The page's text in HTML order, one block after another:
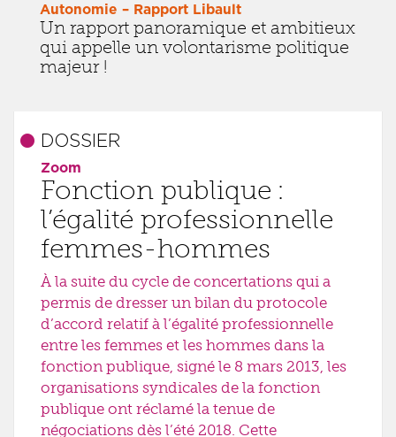
Autonomie – Rapport Libault
Un rapport panoramique et ambitieux
qui appelle un volontarisme politique
majeur !
DOSSIER
Zoom
Fonction publique :
l’égalité professionnelle
femmes-hommes
À la suite du cycle de concertations qui a
permis de dresser un bilan du protocole
d’accord relatif à l’égalité professionnelle
entre les femmes et les hommes dans la
fonction publique, signé le 8 mars 2013, les
organisations syndicales de la fonction
publique ont réclamé la tenue de
négociations dès l’été 2018. Cette